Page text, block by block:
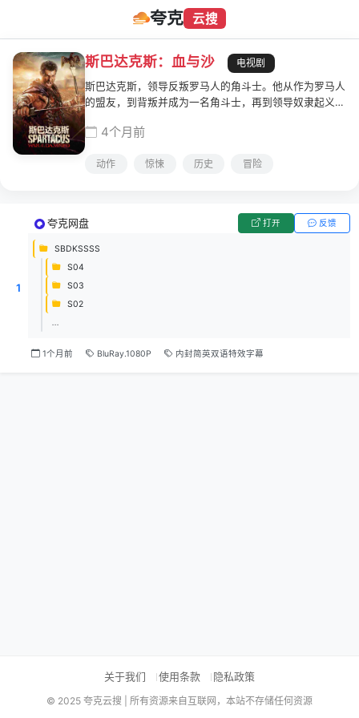
夸克 云搜
斯巴达克斯：血与沙
电视剧
斯巴达克斯，领导反叛罗马人的角斗士。他从作为罗马人
的盟友，到背叛并成为一名角斗士，再到领导奴隶起义对
4个月前
动作 惊悚 历史 冒险
1
夸克网盘 打开 反馈
SBDKSSSS
S04
S03
S02
...
1个月前 BluRay.1080P 内封简英双语特效字幕
关于我们 使用条款 隐私政策
© 2025 夸克云搜 | 所有资源来自互联网，本站不存储任何资源